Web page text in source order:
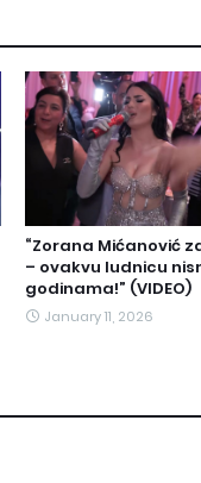
“Zorana Mićanović
– ovakvu ludnicu
godinama!” (VIDEO)
January 11, 2026